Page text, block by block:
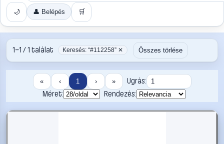
🌙 👤 Belépés 🛒
1–1 / 1 találat Keresés: “#112258” ✕ Összes törlése
« ‹ 1 › »
Ugrás:
Méret:
Rendezés: